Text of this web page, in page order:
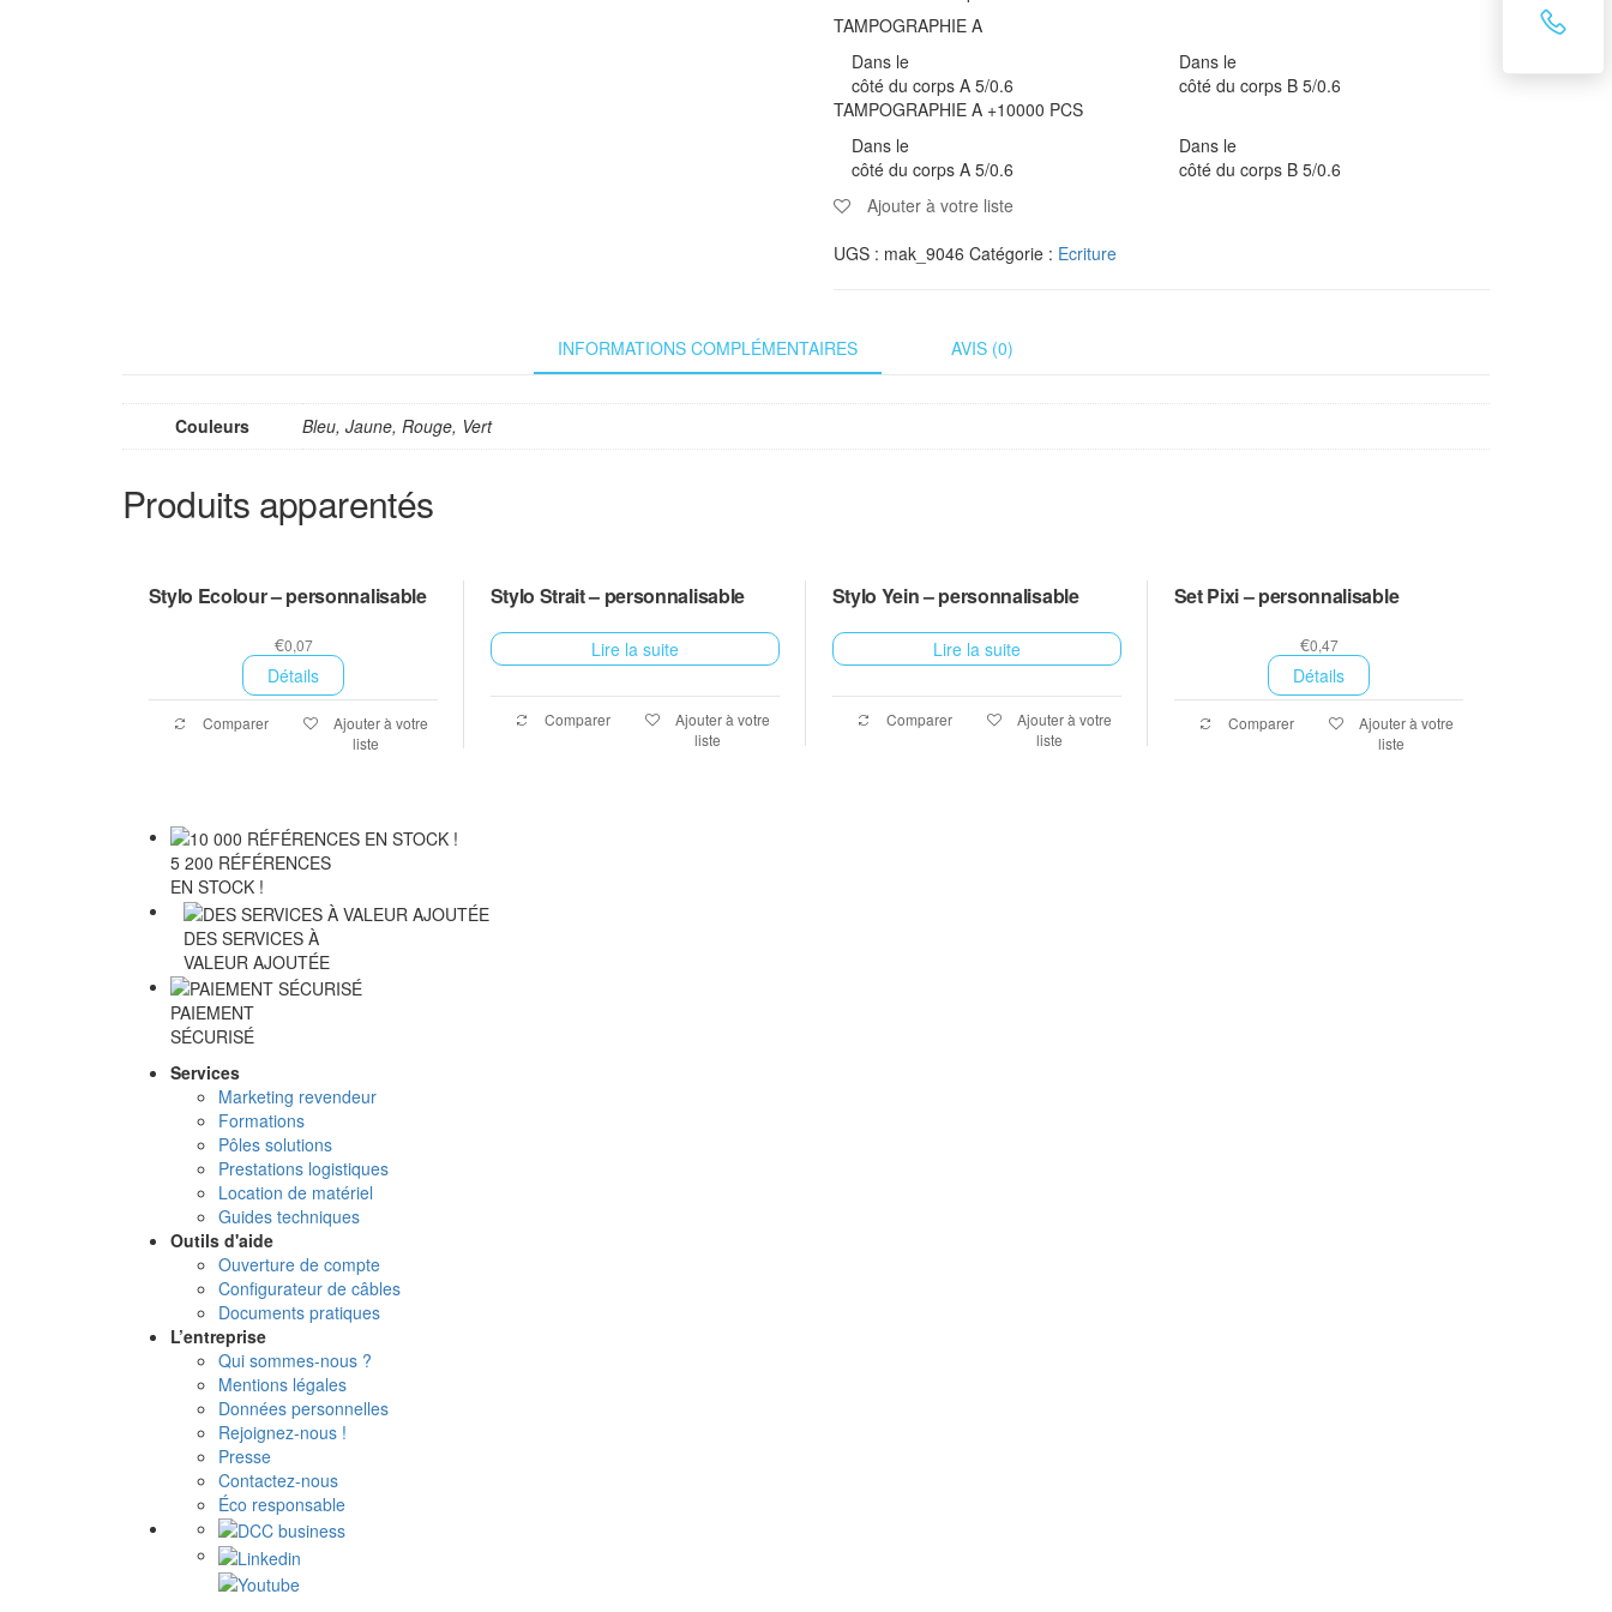
TAMPOGRAPHIE A
Dans le
côté du corps A 5/0.6
Dans le
côté du corps B 5/0.6
TAMPOGRAPHIE A +10000 PCS
Dans le
côté du corps A 5/0.6
Dans le
côté du corps B 5/0.6
Ajouter à votre liste
UGS : mak_9046 Catégorie : Ecriture
INFORMATIONS COMPLÉMENTAIRES AVIS (0)
Couleurs Bleu, Jaune, Rouge, Vert
Produits apparentés
Stylo Ecolour – personnalisable
€0,07
Détails
Comparer
Ajouter à votre
liste
Stylo Strait – personnalisable
Lire la suite
Comparer
Ajouter à votre
liste
Stylo Yein – personnalisable
Lire la suite
Comparer
Ajouter à votre
liste
Set Pixi – personnalisable
€0,47
Détails
Comparer
Ajouter à votre
liste
5 200 RÉFÉRENCES
EN STOCK !
DES SERVICES À
VALEUR AJOUTÉE
PAIEMENT
SÉCURISÉ
Services
Marketing revendeur
Formations
Pôles solutions
Prestations logistiques
Location de matériel
Guides techniques
Outils d'aide
Ouverture de compte
Configurateur de câbles
Documents pratiques
L’entreprise
Qui sommes-nous ?
Mentions légales
Données personnelles
Rejoignez-nous !
Presse
Contactez-nous
Éco responsable